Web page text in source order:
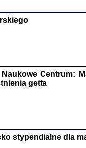
Centrum:
getta
stypendialne dla